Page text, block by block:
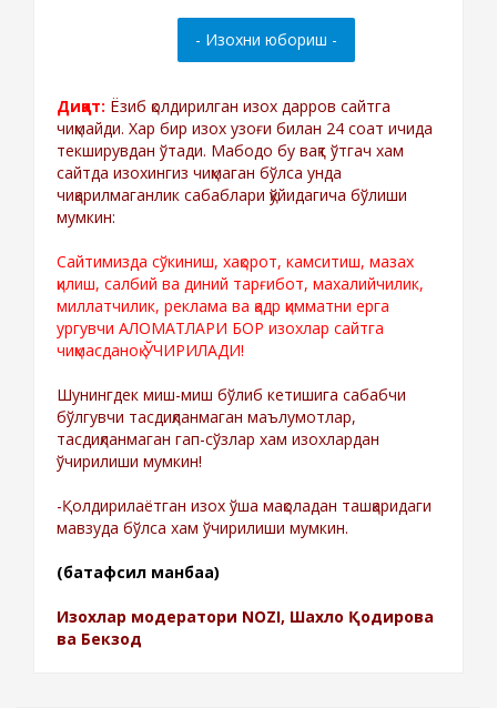
Диққат: Ёзиб қолдирилган изох дарров сайтга
чиқмайди. Хар бир изох узоғи билан 24 соат ичида
текширувдан ўтади. Мабодо бу вақт ўтгач хам
сайтда изохингиз чиқмаган бўлса унда
чиқарилмаганлик сабаблари қўйидагича бўлиши
мумкин:
Сайтимизда сўкиниш, хақорот, камситиш, мазах
қилиш, салбий ва диний тарғибот, махалийчилик,
миллатчилик, реклама ва қадр қимматни ерга
ургувчи АЛОМАТЛАРИ БОР изохлар сайтга
чиқмасданоқ ЎЧИРИЛАДИ!
Шунингдек миш-миш бўлиб кетишига сабабчи
бўлгувчи тасдиқланмаган маълумотлар,
тасдиқланмаган гап-сўзлар хам изохлардан
ўчирилиши мумкин!
-Қолдирилаётган изох ўша мақоладан ташқаридаги
мавзуда бўлса хам ўчирилиши мумкин.
(батафсил манбаа)
Изохлар модератори NOZI, Шахло Қодирова
ва Бекзод